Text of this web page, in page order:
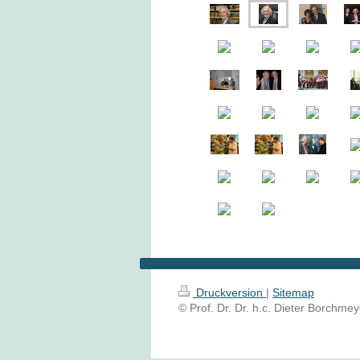
Druckversion | Sitemap
© Prof. Dr. Dr. h.c. Dieter